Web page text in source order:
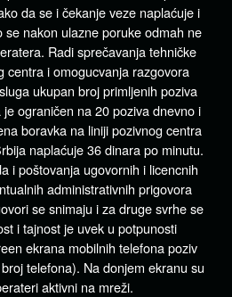
da se i čekanje veze naplaćuje i
se nakon ulazne poruke odmah ne
Radi sprečavanja tehničke
centra i omogucvanja razgovora
ukupan broj primljenih poziva
ograničen na 20 poziva dnevno i
boravka na liniji pozivnog centra
naplaćuje 36 dinara po minutu.
i poštovanja ugovornih i licencnih
administrativnih prigovora
se snimaju i za druge svrhe se
i tajnost je uvek u potpunosti
ekrana mobilnih telefona poziv
telefona). Na donjem ekranu su
aktivni na mreži.